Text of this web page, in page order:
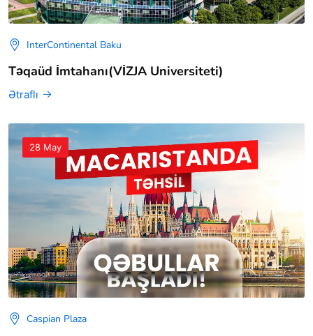
InterContinental Baku
Təqaüd İmtahanı(VİZJA Universiteti)
Ətraflı
Caspian Plaza
28 May